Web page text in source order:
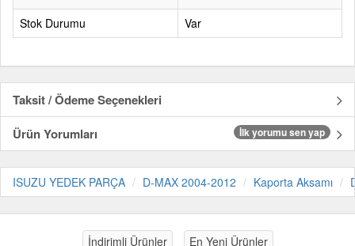
Stok Durumu
Var
Taksit / Ödeme Seçenekleri
Ürün Yorumları
İlk yorumu sen yap
ISUZU YEDEK PARÇA D-MAX 2004-2012 Kaporta Aksamı
İndirimli Ürünler En Yeni Ürünler